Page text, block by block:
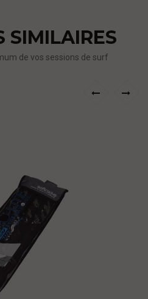
SIMILAIRES
de vos sessions de surf
‹
›